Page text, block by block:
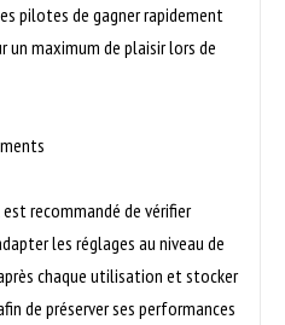
pilotes de gagner rapidement
un maximum de plaisir lors de
recommandé de vérifier
les réglages au niveau de
chaque utilisation et stocker
de préserver ses performances